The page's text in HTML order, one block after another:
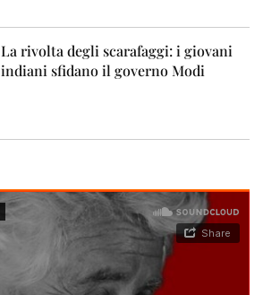
La rivolta degli scarafaggi: i giovani
indiani sfidano il governo Modi